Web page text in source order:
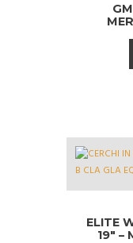
ELITE
19″ –